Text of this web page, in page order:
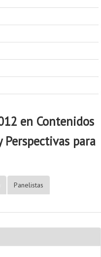
en Contenidos
para
Panelistas